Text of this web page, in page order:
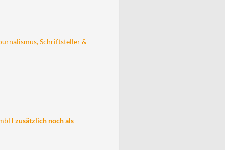
Schriftsteller &
zusätzlich noch als